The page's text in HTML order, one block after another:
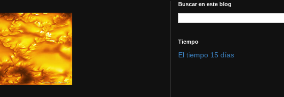
Buscar en este blog
Tiempo
El tiempo 15 días